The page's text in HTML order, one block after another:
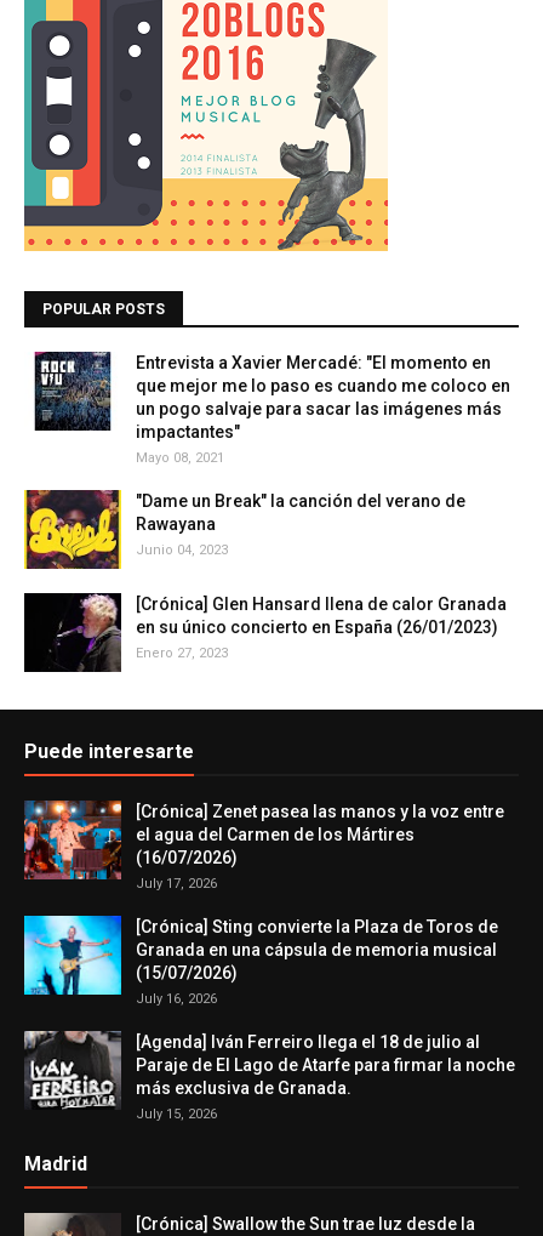
POPULAR POSTS
Entrevista a Xavier Mercadé: "El momento en
que mejor me lo paso es cuando me coloco en
un pogo salvaje para sacar las imágenes más
impactantes"
Mayo 08, 2021
"Dame un Break" la canción del verano de
Rawayana
Junio 04, 2023
[Crónica] Glen Hansard llena de calor Granada
en su único concierto en España (26/01/2023)
Enero 27, 2023
Puede interesarte
[Crónica] Zenet pasea las manos y la voz entre
el agua del Carmen de los Mártires
(16/07/2026)
July 17, 2026
[Crónica] Sting convierte la Plaza de Toros de
Granada en una cápsula de memoria musical
(15/07/2026)
July 16, 2026
[Agenda] Iván Ferreiro llega el 18 de julio al
Paraje de El Lago de Atarfe para firmar la noche
más exclusiva de Granada.
July 15, 2026
Madrid
[Crónica] Swallow the Sun trae luz desde la